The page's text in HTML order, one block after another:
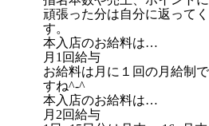
頑張った分は自分に返って
す。
本入店のお給料は…
月1回給与
お給料は月に１回の月給制
すね^-^
本入店のお給料は…
月2回給与